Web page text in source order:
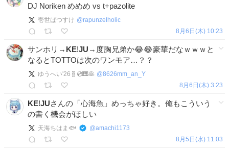
DJ Noriken めめめ vs t+pazolite
壱世ばつすけ @rapunzelholic
8月6日(木) 10:23
サンホリ→ KE!JU →度胸兄弟か😂😂豪華だなｗｗｗと
なるとTOTTOは次のワンモア…？？
ゆうへい'26🧬💿🎹🥞 @8626mm_an_Y
8月6日(木) 3:23
KE!JUさんの「心海魚」めっちゃ好き。俺もこういう
の書く機会がほしい
天海ちはま🐟 @amachi1173
8月5日(水) 11:03